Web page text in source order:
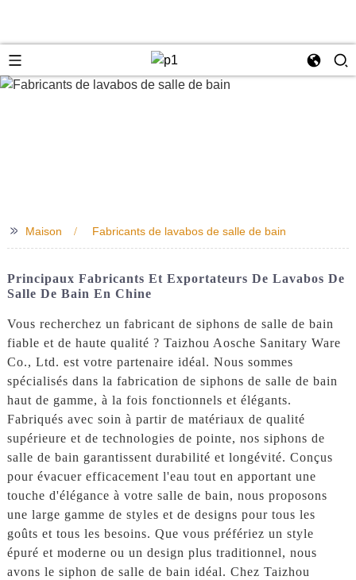
>> Maison Fabricants de lavabos de salle de bain
Principaux Fabricants Et Exportateurs De Lavabos De
Salle De Bain En Chine
Vous recherchez un fabricant de siphons de salle de bain
fiable et de haute qualité ? Taizhou Aosche Sanitary Ware
Co., Ltd. est votre partenaire idéal. Nous sommes
spécialisés dans la fabrication de siphons de salle de bain
haut de gamme, à la fois fonctionnels et élégants.
Fabriqués avec soin à partir de matériaux de qualité
supérieure et de technologies de pointe, nos siphons de
salle de bain garantissent durabilité et longévité. Conçus
pour évacuer efficacement l'eau tout en apportant une
touche d'élégance à votre salle de bain, nous proposons
une large gamme de styles et de designs pour tous les
goûts et tous les besoins. Que vous préfériez un style
épuré et moderne ou un design plus traditionnel, nous
avons le siphon de salle de bain idéal. Chez Taizhou